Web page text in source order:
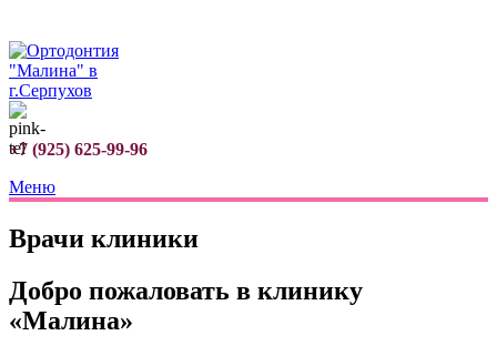
+7 (925) 625-99-96
Меню
Врачи клиники
Добро пожаловать в клинику
«Малина»